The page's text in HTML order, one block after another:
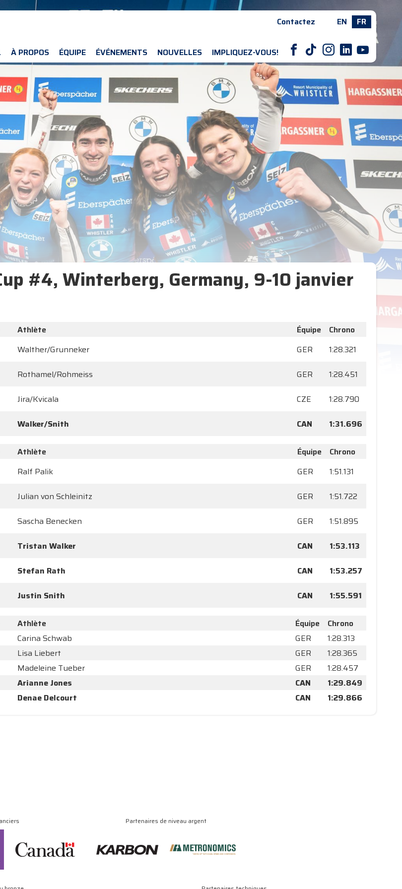
Contactez EN FR
À PROPOS ÉQUIPE ÉVÉNEMENTS NOUVELLES IMPLIQUEZ-VOUS! F T I L Y
#4, Winterberg, Germany, 9-10 janvier
Athlète Équipe
Chrono
Walther/Grunneker GER
1:28.321
Rothamel/Rohmeiss GER
1:28.451
Jira/Kvicala CZE
1:28.790
Walker/Snith CAN 1:31.696
Athlète Équipe
Chrono
Ralf Palik GER
1:51.131
Julian von Schleinitz GER
1:51.722
Sascha Benecken GER
1:51.895
Tristan Walker CAN
1:53.113
Stefan Rath CAN
1:53.257
Justin Snith CAN 1:55.591
Athlète Équipe
Chrono
Carina Schwab GER
1:28.313
Lisa Liebert GER
1:28.365
Madeleine Tueber GER
1:28.457
Arianne Jones CAN
1:29.849
Denae Delcourt CAN 1:29.866
Partenaires de niveau argent